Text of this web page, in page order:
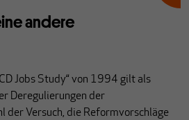
andere
Jobs Study“ von 1994 gilt als
Deregulierungen der
der Versuch, die Reformvorschläge